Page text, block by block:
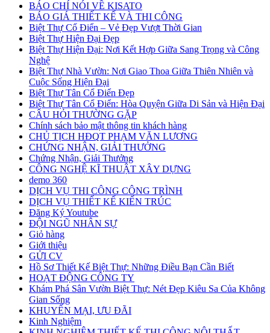
BÁO CHÍ NÓI VỀ KISATO
BÁO GIÁ THIẾT KẾ VÀ THI CÔNG
Biệt Thự Cổ Điển – Vẻ Đẹp Vượt Thời Gian
Biệt Thự Hiện Đại Đẹp
Biệt Thự Hiện Đại: Nơi Kết Hợp Giữa Sang Trọng và Công
Nghệ
Biệt Thự Nhà Vườn: Nơi Giao Thoa Giữa Thiên Nhiên và
Cuộc Sống Hiện Đại
Biệt Thự Tân Cổ Điển Đẹp
Biệt Thự Tân Cổ Điển: Hòa Quyện Giữa Di Sản và Hiện Đại
CÂU HỎI THƯỜNG GẶP
Chính sách bảo mật thông tin khách hàng
CHỦ TỊCH HĐQT PHẠM VĂN LƯƠNG
CHỨNG NHẬN, GIẢI THƯỞNG
Chứng Nhận, Giải Thưởng
CÔNG NGHỆ KĨ THUẬT XÂY DỰNG
demo 360
DỊCH VỤ THI CÔNG CÔNG TRÌNH
DỊCH VỤ THIẾT KẾ KIẾN TRÚC
Đăng Ký Youtube
ĐỘI NGŨ NHÂN SỰ
Giỏ hàng
Giới thiệu
GỬI CV
Hồ Sơ Thiết Kế Biệt Thự: Những Điều Bạn Cần Biết
HOẠT ĐỘNG CÔNG TY
Khám Phá Sân Vườn Biệt Thự: Nét Đẹp Kiêu Sa Của Không
Gian Sống
KHUYẾN MẠI, ƯU ĐÃI
Kinh Nghiệm